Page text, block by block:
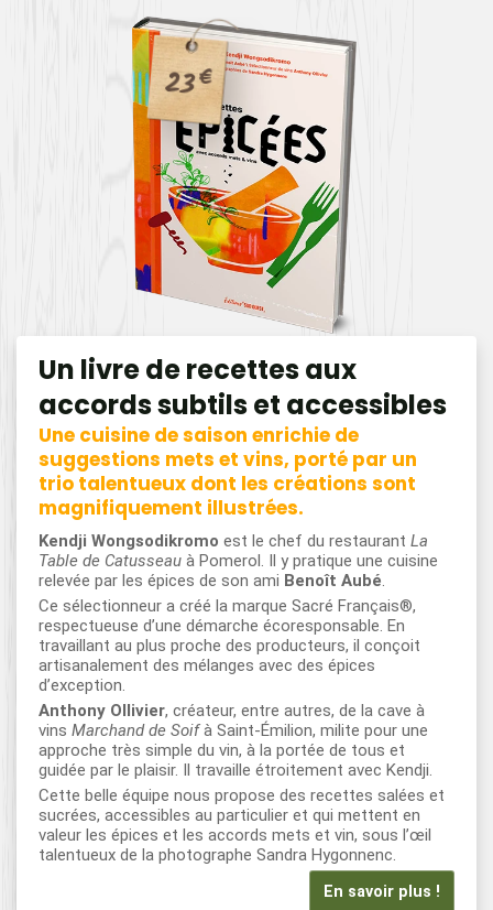
23€
Un livre de recettes aux
accords subtils et accessibles
Une cuisine de saison enrichie de
suggestions mets et vins, porté par un
trio talentueux dont les créations sont
magnifiquement illustrées.
Kendji Wongsodikromo est le chef du restaurant La
Table de Catusseau à Pomerol. Il y pratique une cuisine
relevée par les épices de son ami Benoît Aubé.
Ce sélectionneur a créé la marque Sacré Français®,
respectueuse d’une démarche écoresponsable. En
travaillant au plus proche des producteurs, il conçoit
artisanalement des mélanges avec des épices
d’exception.
Anthony Ollivier, créateur, entre autres, de la cave à
vins Marchand de Soifà Saint-Émilion, milite pour une
approche très simple du vin, à la portée de tous et
guidée par le plaisir. Il travaille étroitement avec Kendji.
Cette belle équipe nous propose des recettes salées et
sucrées, accessibles au particulier et qui mettent en
valeur les épices et les accords mets et vin, sous l’œil
talentueux de la photographe Sandra Hygonnenc.
En savoir plus !